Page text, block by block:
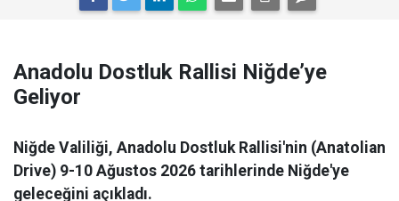
Anadolu Dostluk Rallisi Niğde’ye
Geliyor
Niğde Valiliği, Anadolu Dostluk Rallisi'nin (Anatolian
Drive) 9-10 Ağustos 2026 tarihlerinde Niğde'ye
geleceğini açıkladı.